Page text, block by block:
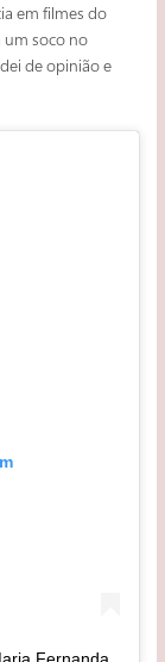
em filmes do
um soco no
de opinião e